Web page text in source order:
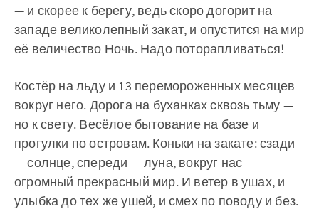
— и скорее к берегу, ведь скоро догорит на
западе великолепный закат, и опустится на мир
её величество Ночь. Надо поторапливаться!
Костёр на льду и 13 перемороженных месяцев
вокруг него. Дорога на буханках сквозь тьму —
но к свету. Весёлое бытование на базе и
прогулки по островам. Коньки на закате: сзади
— солнце, спереди — луна, вокруг нас —
огромный прекрасный мир. И ветер в ушах, и
улыбка до тех же ушей, и смех по поводу и без.